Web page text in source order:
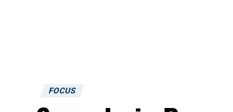
FOCUS